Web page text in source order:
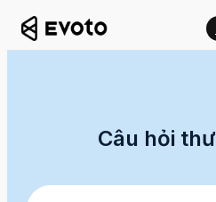
Câu hỏi
Search